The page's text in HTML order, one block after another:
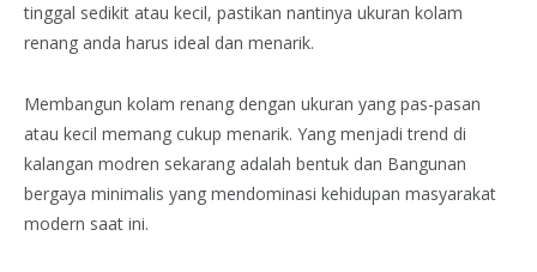
tinggal sedikit atau kecil, pastikan nantinya ukuran kolam
renang anda harus ideal dan menarik.
Membangun kolam renang dengan ukuran yang pas-pasan
atau kecil memang cukup menarik. Yang menjadi trend di
kalangan modren sekarang adalah bentuk dan Bangunan
bergaya minimalis yang mendominasi kehidupan masyarakat
modern saat ini.